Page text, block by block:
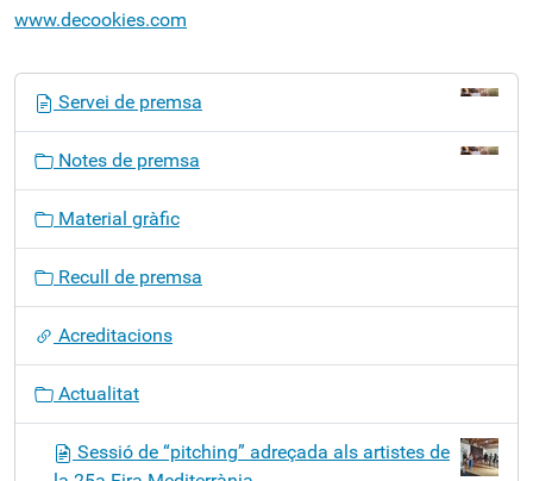
www.decookies.com
ó
Servei de premsa
Notes de premsa
Material gràfic
Recull de premsa
Acreditacions
Actualitat
Sessió de “pitching” adreçada als artistes de